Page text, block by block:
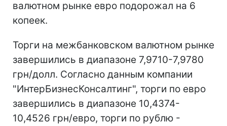
валютном рынке евро подорожал на 6
копеек.
Торги на межбанковском валютном рынке
завершились в диапазоне 7,9710-7,9780
грн/долл. Согласно данным компании
"ИнтерБизнесКонсалтинг", торги по евро
завершились в диапазоне 10,4374-
10,4526 грн/евро, торги по рублю -